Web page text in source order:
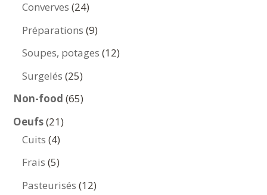
produits
Converves 2424
produits
Préparations 99
produits
Soupes, potages 1212
Surgelés 2525
produits
Non-food 6565
Oeufs 2121
Cuits 44
produits
Frais 55
produits
Pasteurisés 1212